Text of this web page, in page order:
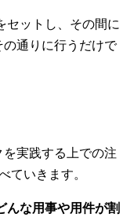
セットし、その間に
通りに行うだけで
実践する上での注
ていきます。
んな用事や用件が割